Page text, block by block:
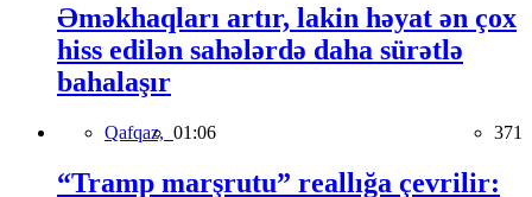
Əməkhaqları artır, lakin həyat ən çox
hiss edilən sahələrdə daha sürətlə
bahalaşır
Qafqaz, 01:06 371
“Tramp marşrutu” reallığa çevrilir: